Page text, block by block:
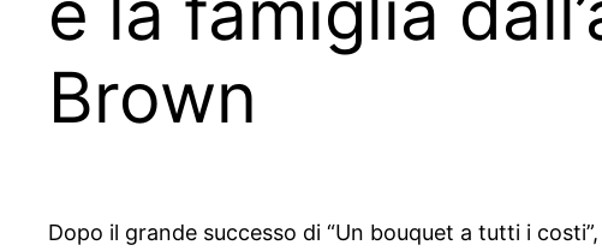
Brown
Dopo il grande successo di “Un bouquet a tutti i